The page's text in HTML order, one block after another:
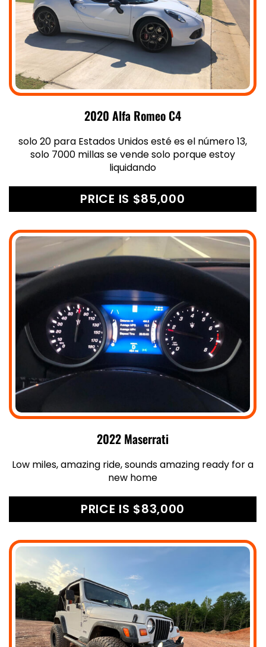
2020 Alfa Romeo C4
solo 20 para Estados Unidos esté es el número 13,
solo 7000 millas se vende solo porque estoy
liquidando
PRICE IS $85,000
2022 Maserrati
Low miles, amazing ride, sounds amazing ready for a
new home
PRICE IS $83,000